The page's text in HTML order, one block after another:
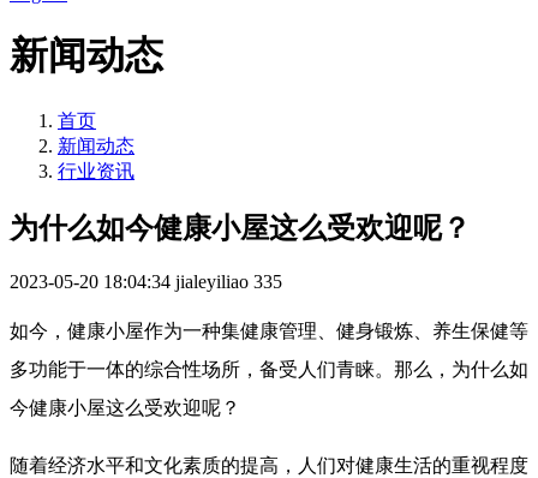
新闻动态
首页
新闻动态
行业资讯
为什么如今健康小屋这么受欢迎呢？
2023-05-20 18:04:34 jialeyiliao 335
如今，健康小屋作为一种集健康管理、健身锻炼、养生保健等
多功能于一体的综合性场所，备受人们青睐。那么，为什么如
今健康小屋这么受欢迎呢？
随着经济水平和文化素质的提高，人们对健康生活的重视程度